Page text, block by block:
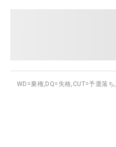
WD=棄権, DQ=失格, CUT=予選落ち,